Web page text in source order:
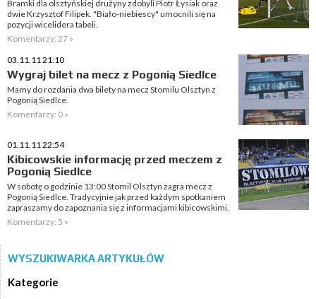
Bramki dla olsztyńskiej drużyny zdobyli Piotr Łysiak oraz
dwie Krzysztof Filipek. "Biało-niebiescy" umocnili się na
pozycji wicelidera tabeli.
Komentarzy: 27 »
03.11.11 21:10
Wygraj bilet na mecz z Pogonią Siedlce
Mamy do rozdania dwa bilety na mecz Stomilu Olsztyn z
Pogonią Siedlce.
Komentarzy: 0 »
01.11.11 22:54
Kibicowskie informację przed meczem z
Pogonią Siedlce
W sobotę o godzinie 13:00 Stomil Olsztyn zagra mecz z
Pogonią Siedlce. Tradycyjnie jak przed każdym spotkaniem
zapraszamy do zapoznania się z informacjami kibicowskimi.
Komentarzy: 5 »
WYSZUKIWARKA ARTYKUŁÓW
Kategorie